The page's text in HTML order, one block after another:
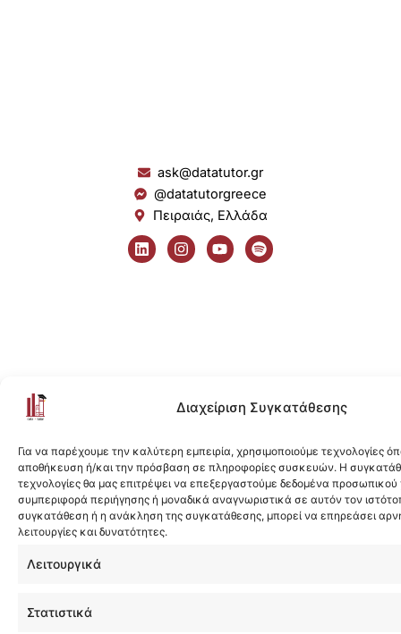
Διαχείριση Συγκατάθεσης
Για να παρέχουμε την καλύτερη εμπειρία, χρησιμοποιούμε τεχνολογίες
αποθήκευση ή/και την πρόσβαση σε πληροφορίες συσκευών. Η
τεχνολογίες θα μας επιτρέψει να επεξεργαστούμε δεδομένα
συμπεριφορά περιήγησης ή μοναδικά αναγνωριστικά σε αυτόν τον
συγκατάθεση ή η ανάκληση της συγκατάθεσης, μπορεί να επηρεάσει
λειτουργίες και δυνατότητες.
Λειτουργικά
Στατιστικά
ask@datatutor.gr
@datatutorgreece
Πειραιάς, Ελλάδα
L
i
n
I
n
s
Y
o
u
S
p
o